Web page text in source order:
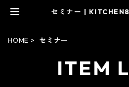
セミナー |
HOME セミナー
ITEM